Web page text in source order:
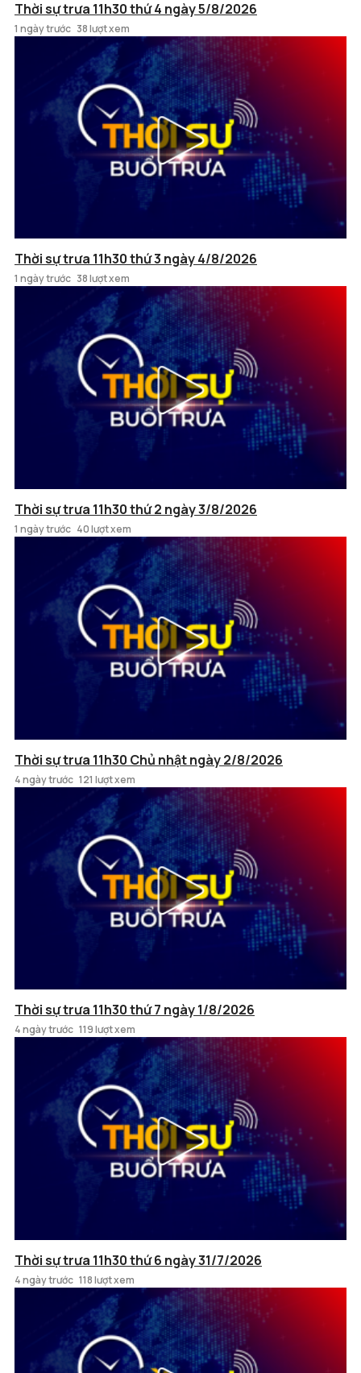
Thời sự trưa 11h30 thứ 4 ngày 5/8/2026
1 ngày trước 38 lượt xem
Thời sự trưa 11h30 thứ 3 ngày 4/8/2026
1 ngày trước 38 lượt xem
Thời sự trưa 11h30 thứ 2 ngày 3/8/2026
1 ngày trước 40 lượt xem
Thời sự trưa 11h30 Chủ nhật ngày 2/8/2026
4 ngày trước 121 lượt xem
Thời sự trưa 11h30 thứ 7 ngày 1/8/2026
4 ngày trước 119 lượt xem
Thời sự trưa 11h30 thứ 6 ngày 31/7/2026
4 ngày trước 118 lượt xem